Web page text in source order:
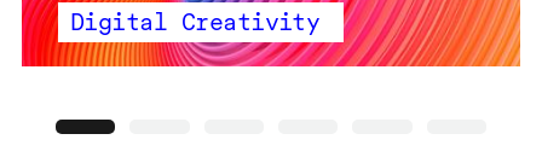
Digital Creativity